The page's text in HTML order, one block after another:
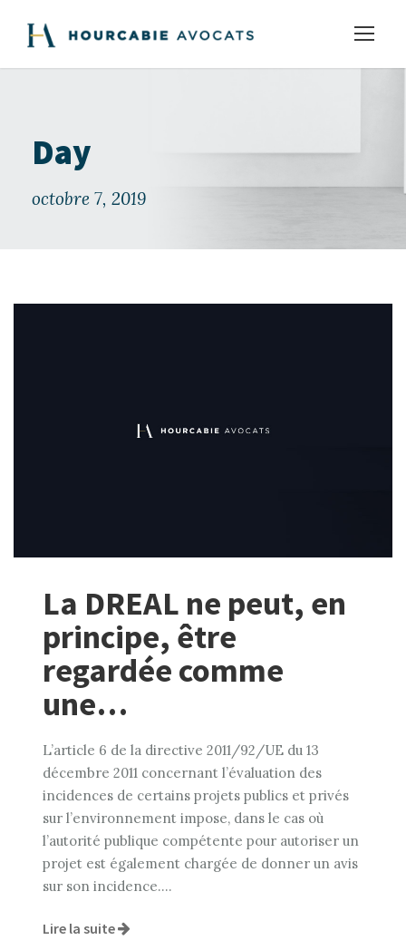
Day
octobre 7, 2019
La DREAL ne peut, en
principe, être
regardée comme
une…
L’article 6 de la directive 2011/92/UE du 13
décembre 2011 concernant l’évaluation des
incidences de certains projets publics et privés
sur l’environnement impose, dans le cas où
l’autorité publique compétente pour autoriser un
projet est également chargée de donner un avis
sur son incidence….
Lire la suite